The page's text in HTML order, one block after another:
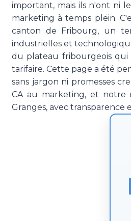
important, mais ils n'ont ni
marketing à temps plein.
canton de Fribourg, un
industrielles et
du plateau fribourgeois
tarifaire. Cette page a été
sans jargon ni promesses
CA au marketing, et notre
Granges, avec transparence